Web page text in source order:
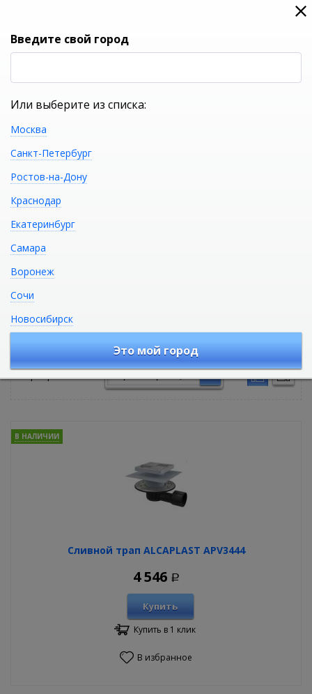
0
Сливные трапы
Сортировать по:
Сливной трап ALCAPLAST APV3444
В НАЛИЧИИ
4 546 Р
Купить
Купить в 1 клик
В избранное
Введите свой город
Или выберите из списка:
Москва
Санкт-Петербург
Ростов-на-Дону
Краснодар
Екатеринбург
Самара
Воронеж
Сочи
Новосибирск
Это мой город